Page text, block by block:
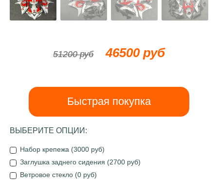
51200 руб 46500 руб
Быстрая покупка
ВЫБЕРИТЕ ОПЦИИ:
Набор крепежа (3000 руб)
Заглушка заднего сидения (2700 руб)
Ветровое стекло (0 руб)